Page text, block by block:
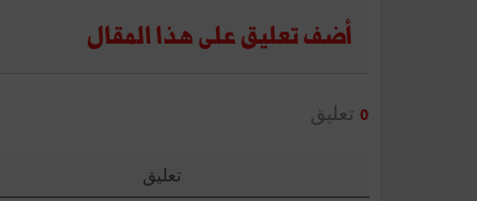
أضف تعليق على هذا المقال
0 تعليق
تعليق